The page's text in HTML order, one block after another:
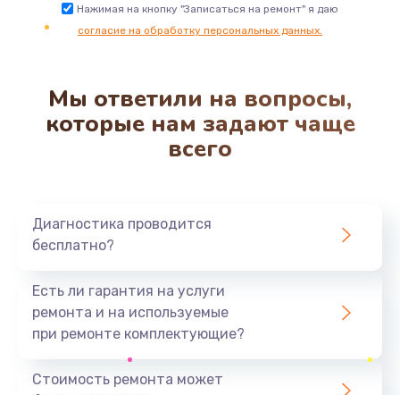
Ремонт микросхемы NFC
1100 руб.
Замена разъема наушников
550 руб.
1100 руб.
Замена микросхемы управления
1100 руб.
Нажимая на кнопку "Записаться на ремонт" я даю
согласие на обработку персональных данных.
Мы ответили на вопросы,
которые нам задают чаще
всего
Диагностика проводится
бесплатно?
Есть ли гарантия на услуги
ремонта и на используемые
при ремонте комплектующие?
Стоимость ремонта может